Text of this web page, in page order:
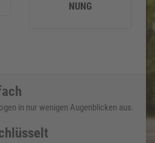
NUNG
in nur wenigen Augenblicken aus.